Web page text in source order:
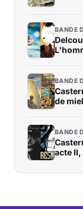
BANDE
BANDE
de
BANDE
acte II,